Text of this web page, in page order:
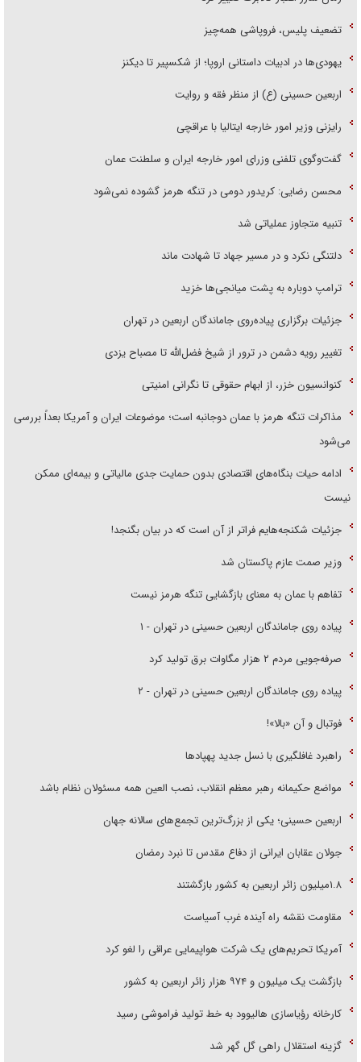
تضعیف پلیس، فروپاشی همه‌چیز
یهودی‌ها در ادبیات داستانی اروپا؛ از شکسپیر تا دیکنز
اربعین حسینی (ع) از منظر فقه و روایت
رایزنی وزیر امور خارجه ایتالیا با عراقچی
گفت‌وگوی تلفنی وزرای امور خارجه ایران و سلطنت عمان
محسن رضایی: کریدور دومی در تنگه هرمز گشوده نمی‌شود
تنبیه متجاوز عملیاتی شد
دلتنگی نکرد و در مسیر جهاد تا شهادت ماند
ترامپ دوباره به پشت میانجی‌ها خزید
جزئیات برگزاری پیاده‌روی جاماندگان اربعین در تهران
تغییر رویه دشمن در ترور از شیخ فضل‌الله تا مصباح یزدی
کنوانسیون خزر، از ابهام حقوقی تا نگرانی امنیتی
مذاکرات تنگه هرمز با عمان دوجانبه است؛ موضوعات ایران و آمریکا بعداً بررسی
می‌شود
ادامه حیات بنگاه‌های اقتصادی بدون حمایت جدی مالیاتی و بیمه‌ای ممکن
نیست
جزئیات شکنجه‌هایم فراتر از آن است که در بیان بگنجد!
وزیر صمت عازم پاکستان شد
تفاهم با عمان به معنای بازگشایی تنگه هرمز نیست
پیاده روی جاماندگان اربعین حسینی در تهران - ۱
صرفه‌جویی مردم ۲ هزار مگاوات برق تولید کرد
پیاده روی جاماندگان اربعین حسینی در تهران - ۲
فوتبال و آن «بالا»!
راهبرد غافلگیری با نسل جدید پهپاد‌ها
مواضع حکیمانه رهبر معظم انقلاب، نصب العین همه مسئولان نظام باشد
اربعین حسینی؛ یکی از بزرگ‌ترین تجمع‌های سالانه جهان
جولان عقابان ایرانی از دفاع مقدس تا نبرد رمضان
۱.۸میلیون زائر اربعین به کشور بازگشتند
مقاومت نقشه راه آینده غرب آسیاست
آمریکا تحریم‌های یک شرکت هواپیمایی عراقی را لغو کرد
بازگشت یک میلیون و ۹۷۴ هزار زائر اربعین به کشور
کارخانه رؤیاسازی هالیوود به خط تولید فراموشی رسید
گزینه استقلال راهی گل گهر شد